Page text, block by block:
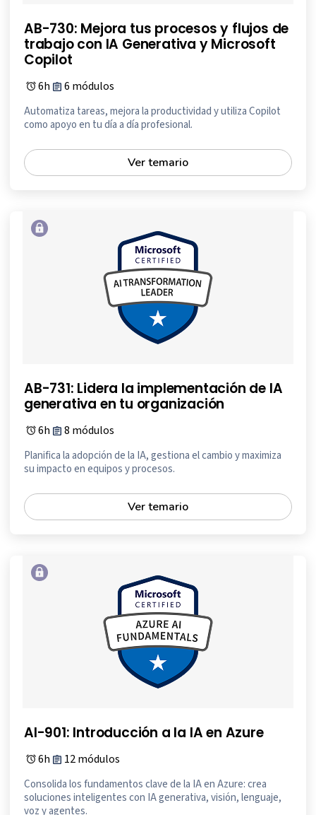
AB-730: Mejora tus procesos y flujos de
trabajo con IA Generativa y Microsoft
Copilot
6h 6 módulos
Automatiza tareas, mejora la productividad y utiliza Copilot
como apoyo en tu día a día profesional.
Ver temario
AB-731: Lidera la implementación de IA
generativa en tu organización
6h 8 módulos
Planifica la adopción de la IA, gestiona el cambio y maximiza
su impacto en equipos y procesos.
Ver temario
AI-901: Introducción a la IA en Azure
6h 12 módulos
Consolida los fundamentos clave de la IA en Azure: crea
soluciones inteligentes con IA generativa, visión, lenguaje,
voz y agentes.